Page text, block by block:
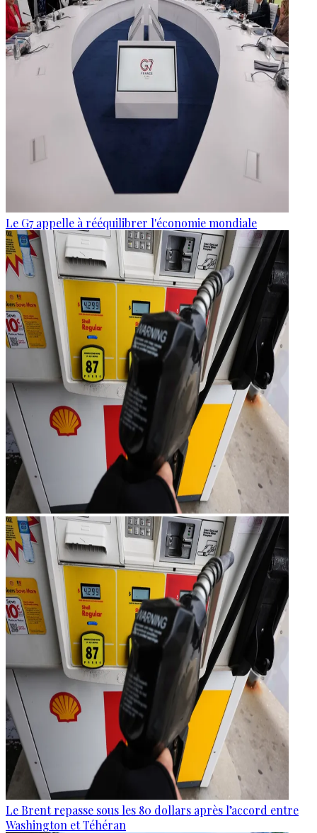
Le G7 appelle à rééquilibrer l'économie mondiale
Le Brent repasse sous les 80 dollars après l’accord entre
Washington et Téhéran